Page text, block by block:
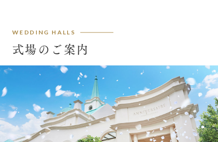
WEDDING HALLS
式場のご案内